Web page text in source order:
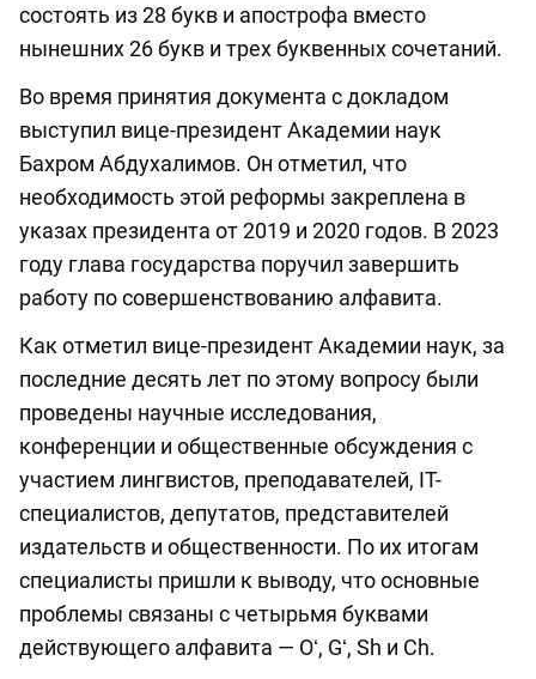
состоять из 28 букв и апострофа вместо
нынешних 26 букв и трех буквенных сочетаний.
Во время принятия документа с докладом
выступил вице-президент Академии наук
Бахром Абдухалимов. Он отметил, что
необходимость этой реформы закреплена в
указах президента от 2019 и 2020 годов. В 2023
году глава государства поручил завершить
работу по совершенствованию алфавита.
Как отметил вице-президент Академии наук, за
последние десять лет по этому вопросу были
проведены научные исследования,
конференции и общественные обсуждения с
участием лингвистов, преподавателей, IT-
специалистов, депутатов, представителей
издательств и общественности. По их итогам
специалисты пришли к выводу, что основные
проблемы связаны с четырьмя буквами
действующего алфавита — Oʻ, Gʻ, Sh и Ch.